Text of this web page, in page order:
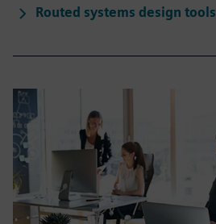
Routed systems design tools